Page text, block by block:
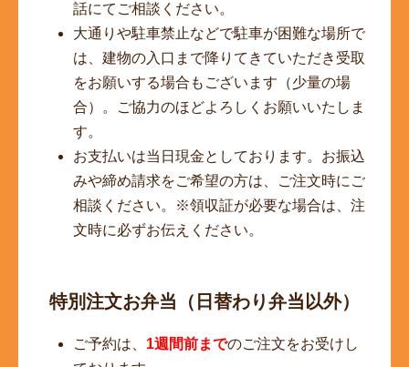
話にてご相談ください。
大通りや駐車禁止などで駐車が困難な場所で
は、建物の入口まで降りてきていただき受取
をお願いする場合もございます（少量の場
合）。ご協力のほどよろしくお願いいたしま
す。
お支払いは当日現金としております。お振込
みや締め請求をご希望の方は、ご注文時にご
相談ください。※領収証が必要な場合は、注
文時に必ずお伝えください。
特別注文お弁当（日替わり弁当以外）
ご予約は、 1週間前までのご注文をお受けし